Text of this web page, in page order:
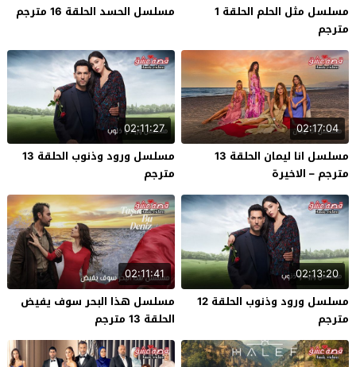
مسلسل مثل الحلم الحلقة 1
مترجم
مسلسل الحسد الحلقة 16 مترجم
02:17:04
مسلسل انا ليمان الحلقة 13
مترجم – الاخيرة
02:11:27
مسلسل ورود وذنوب الحلقة 13
مترجم
02:13:20
مسلسل ورود وذنوب الحلقة 12
مترجم
02:11:41
مسلسل هذا البحر سوف يفيض
الحلقة 13 مترجم